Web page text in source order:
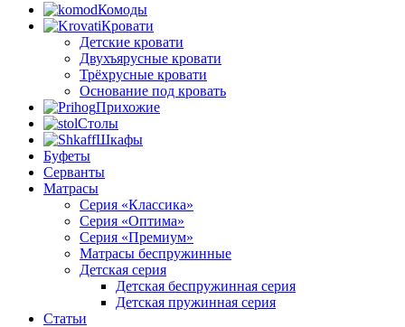
Комоды
Кровати
Детские кровати
Двухъярусные кровати
Трёхрусные кровати
Основание под кровать
Прихожие
Столы
Шкафы
Буфеты
Серванты
Матрасы
Серия «Классика»
Серия «Оптима»
Серия «Премиум»
Матрасы беспружинные
Детская серия
Детская беспружинная серия
Детская пружинная серия
Статьи